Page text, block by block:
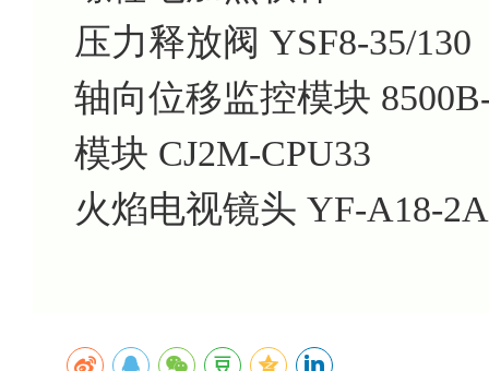
压力释放阀 YSF8-35/130
轴向位移监控模块
模块 CJ2M-CPU33
火焰电视镜头 YF-A18-